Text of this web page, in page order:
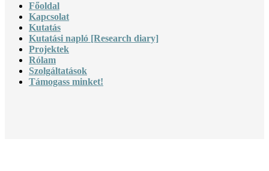
Főoldal
Kapcsolat
Kutatás
Kutatási napló [Research diary]
Projektek
Rólam
Szolgáltatások
Támogass minket!